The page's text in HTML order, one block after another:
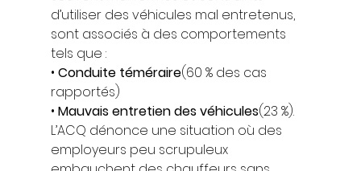
d’utiliser des véhicules mal entretenus,
sont associés à des comportements
tels que :
• Conduite téméraire(60 % des cas
rapportés)
• Mauvais entretien des véhicules(23 %).
L’ACQ dénonce une situation où des
employeurs peu scrupuleux